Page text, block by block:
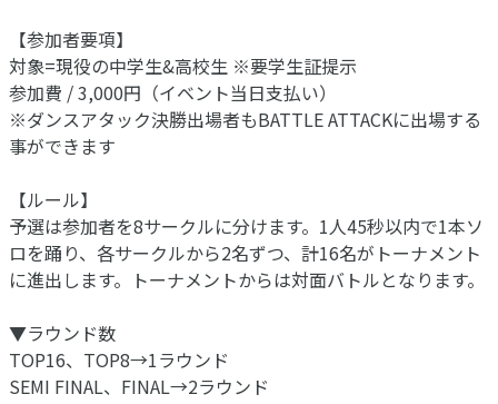
【参加者要項】
対象=現役の中学生&高校生 ※要学生証提示
参加費 / 3,000円（イベント当日支払い）
※ダンスアタック決勝出場者もBATTLE ATTACKに出場する
事ができます
【ルール】
予選は参加者を8サークルに分けます。1人45秒以内で1本ソ
ロを踊り、各サークルから2名ずつ、計16名がトーナメント
に進出します。トーナメントからは対面バトルとなります。
▼ラウンド数
TOP16、TOP8→1ラウンド
SEMI FINAL、FINAL→2ラウンド